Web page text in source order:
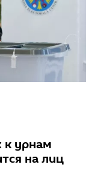
урнам
на лиц